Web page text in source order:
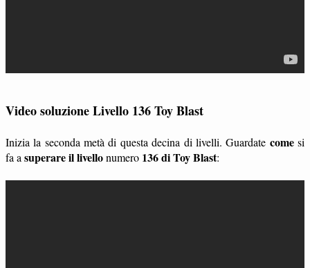
Video soluzione Livello 136 Toy Blast
Inizia la seconda metà di questa decina di livelli. Guardate comesi
fa a superare il livellonumero 136 di Toy Blast: